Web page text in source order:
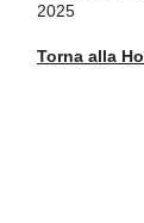
2025
Torna alla